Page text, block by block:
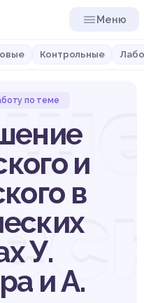
Меню
Контрольные
по теме
и
в
У.
и А.